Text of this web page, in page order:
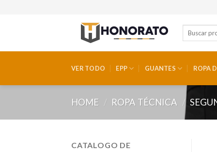
VER TODO EPP GUANTES ROPA
HOME / ROPA TÉCNICA /
CATALOGO DE